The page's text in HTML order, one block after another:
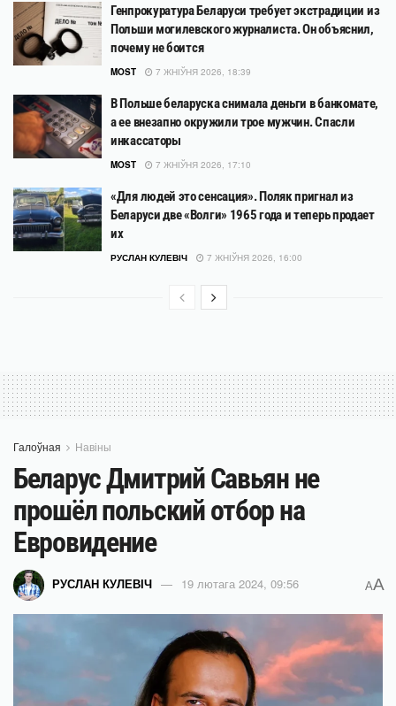
Генпрокуратура Беларуси требует экстрадиции из
Польши могилевского журналиста. Он объяснил,
почему не боится
MOST 7 ЖНІЎНЯ 2026, 18:39
В Польше беларуска снимала деньги в банкомате,
а ее внезапно окружили трое мужчин. Спасли
инкассаторы
MOST 7 ЖНІЎНЯ 2026, 17:10
«Для людей это сенсация». Поляк пригнал из
Беларуси две «Волги» 1965 года и теперь продает
их
РУСЛАН КУЛЕВІЧ 7 ЖНІЎНЯ 2026, 16:00
Галоўная Навіны
Беларус Дмитрий Савьян не
прошёл польский отбор на
Евровидение
РУСЛАН КУЛЕВІЧ 19 лютага 2024, 09:56 AA